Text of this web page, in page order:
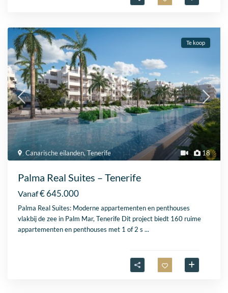
18
Canarische eilanden,Tenerife
Te koop
Palma Real Suites – Tenerife
Vanaf€ 645.000
Palma Real Suites: Moderne appartementen en penthouses
vlakbij de zee in Palm Mar, Tenerife Dit project biedt 160 ruime
appartementen en penthouses met 1 of 2 s...